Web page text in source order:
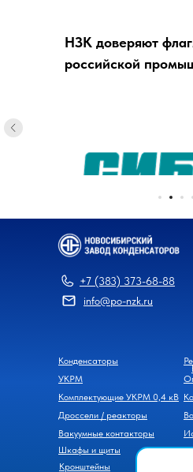
НЗК доверяют
российской
info@po-nzk.ru
Конденсаторы
УКРМ
Комплектующие УКРМ 0,4 кВ
Кронштейны
Шкафы и щиты
Вакуумные контакторы
Дроссели / реакторы
+7 (383) 373-68-88